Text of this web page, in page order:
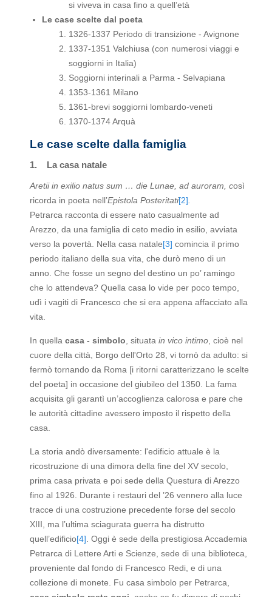
si viveva in casa fino a quell’età
Le case scelte dal poeta
1326-1337 Periodo di transizione - Avignone
1337-1351 Valchiusa (con numerosi viaggi e
soggiorni in Italia)
Soggiorni interinali a Parma - Selvapiana
1353-1361 Milano
1361-brevi soggiorni lombardo-veneti
1370-1374 Arquà
Le case scelte dalla famiglia
1. La casa natale
Aretii in exilio natus sum … die Lunae, ad auroram, così
ricorda in poeta nell’Epistola Posteritati[2]
Petrarca racconta di essere nato casualmente ad
Arezzo, da una famiglia di ceto medio in esilio, avviata
verso la povertà. Nella casa natale[3] comincia il primo
periodo italiano della sua vita, che durò meno di un
anno. Che fosse un segno del destino un po’ ramingo
che lo attendeva? Quella casa lo vide per poco tempo,
udì i vagiti di Francesco che si era appena affacciato alla
vita.
In quella casa - simbolo , situata in vico intimo , cioè nel
cuore della città, Borgo dell'Orto 28, vi tornò da adulto: si
fermò tornando da Roma [i ritorni caratterizzano le scelte
del poeta] in occasione del giubileo del 1350. La fama
acquisita gli garantì un’accoglienza calorosa e pare che
le autorità cittadine avessero imposto il rispetto della
casa.
La storia andò diversamente: l'edificio attuale è la
ricostruzione di una dimora della fine del XV secolo,
prima casa privata e poi sede della Questura di Arezzo
fino al 1926. Durante i restauri del ’26 vennero alla luce
tracce di una costruzione precedente forse del secolo
XIII, ma l’ultima sciagurata guerra ha distrutto
quell’edificio[4] . Oggi è sede della prestigiosa Accademia
Petrarca di Lettere Arti e Scienze, sede di una biblioteca,
proveniente dal fondo di Francesco Redi, e di una
collezione di monete. Fu casa simbolo per Petrarca,